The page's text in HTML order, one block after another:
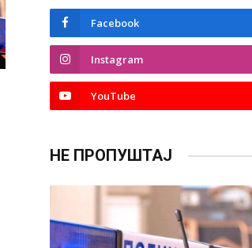
Facebook
Instagram
YouTube
НЕ ПРОПУШТАЈ